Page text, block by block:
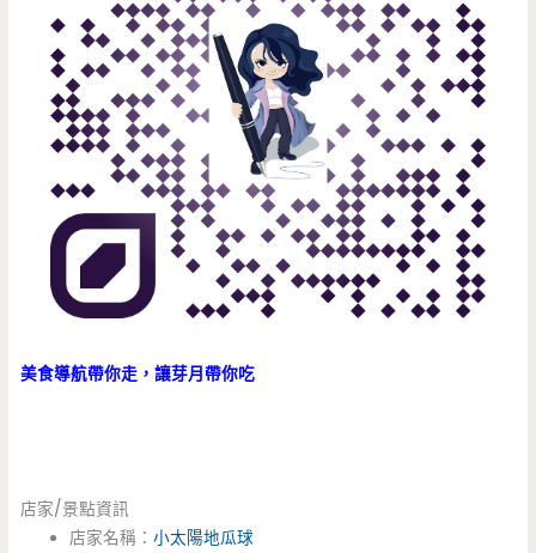
美食導航帶你走，讓芽月帶你吃
店家/景點資訊
店家名稱：小太陽地瓜球